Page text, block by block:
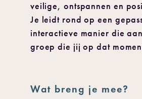
veilige, ontspannen en
Je leidt rond op een
interactieve manier die
groep die jij op dat
Wat breng je mee?